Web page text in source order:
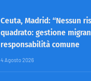
Ceuta, Madrid: “Nessun
quadrato: gestione
responsabilità comune
4 Agosto 2026